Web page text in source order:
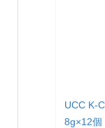
UCC K-
8g×12個